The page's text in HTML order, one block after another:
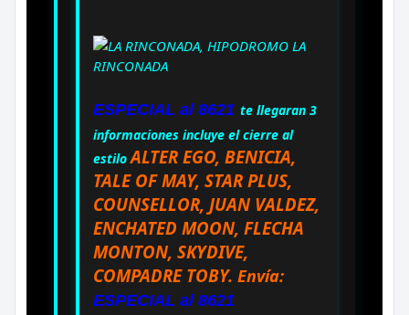
ESPECIAL al 8621 te llegaran 3
informaciones incluye el cierre al
estiloALTER EGO, BENICIA,
TALE OF MAY, STAR PLUS,
COUNSELLOR, JUAN VALDEZ,
ENCHATED MOON, FLECHA
MONTON, SKYDIVE,
COMPADRE TOBY. Envía:
ESPECIAL al 8621